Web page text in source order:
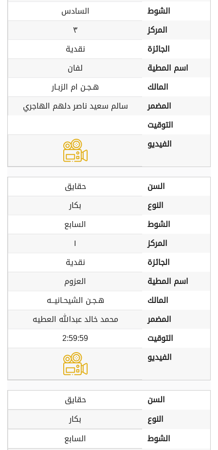
الشوط
السادس
المركز
٣
الجائزة
نقدية
اسم المطية
لفان
المالك
هـجـن ام الزبـار
المضمر
سالم سعيد ناصر دلهم الهاجري
التوقيت
الفيديو
السن
حقايق
النوع
بكار
الشوط
السابع
المركز
١
الجائزة
نقدية
اسم المطية
العزوم
المالك
هـجـن الشيحـانيــه
المضمر
محمد خالد عبدالله العطيه
التوقيت
2:59:59
الفيديو
السن
حقايق
النوع
بكار
الشوط
السابع